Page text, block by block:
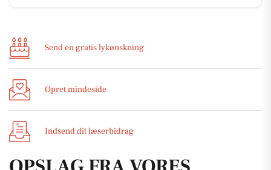
Send en gratis lykønskning
Opret mindeside
Indsend dit læserbidrag